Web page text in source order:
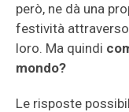
però, ne dà una
festività
loro. Ma quindi
mondo?
Le risposte